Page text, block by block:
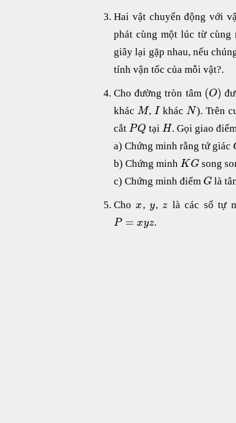
Hai vật chuyển động với
phát cùng một lúc từ cùng
giây lại gặp nhau, nếu
tính vận tốc của mỗi vật?.
Cho đường tròn tâm (O)
khácM, IkhácN ). Trên
cắt PQ tạiH. Gọi giao
a) Chứng minh rằng tứ giác
b) Chứng minh K G song
c) Chứng minh điểm G là
Chox,y,z là các số tự
P = xyz.